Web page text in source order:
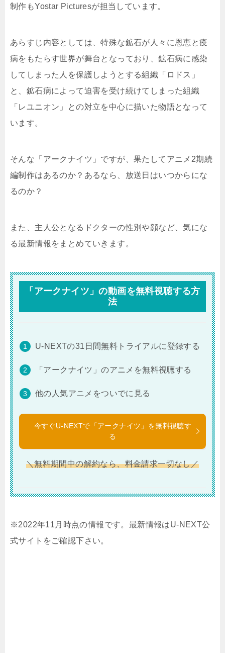
制作もYostar Picturesが担当しています。
あらすじ内容としては、特殊な鉱石が人々に恩恵と疫
病をもたらす世界が舞台となっており、鉱石病に感染
してしまった人を保護しようとする組織「ロドス」
と、鉱石病によって迫害を受け続けてしまった組織
「レユニオン」との対立を中心に描いた物語となって
います。
そんな「アークナイツ」ですが、果たしてアニメ2期続
編制作はあるのか？あるなら、放送日はいつからにな
るのか？
また、主人公となるドクターの性別や顔など、気にな
る最新情報をまとめていきます。
「アークナイツ」の動画を無料視聴する方
法
U-NEXTの31日間無料トライアルに登録する
「アークナイツ」のアニメを無料視聴する
他の人気アニメをついでに見る
今すぐU-NEXTで「アークナイツ」を無料視聴す
る
＼無料期間中の解約なら、料金請求一切なし／
※2022年11月時点の情報です。最新情報はU-NEXT公
式サイトをご確認下さい。